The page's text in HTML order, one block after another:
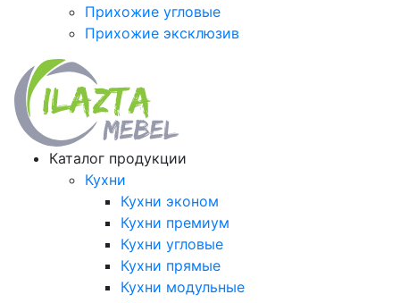
Прихожие угловые
Прихожие эксклюзив
Каталог продукции
Кухни
Кухни эконом
Кухни премиум
Кухни угловые
Кухни прямые
Кухни модульные